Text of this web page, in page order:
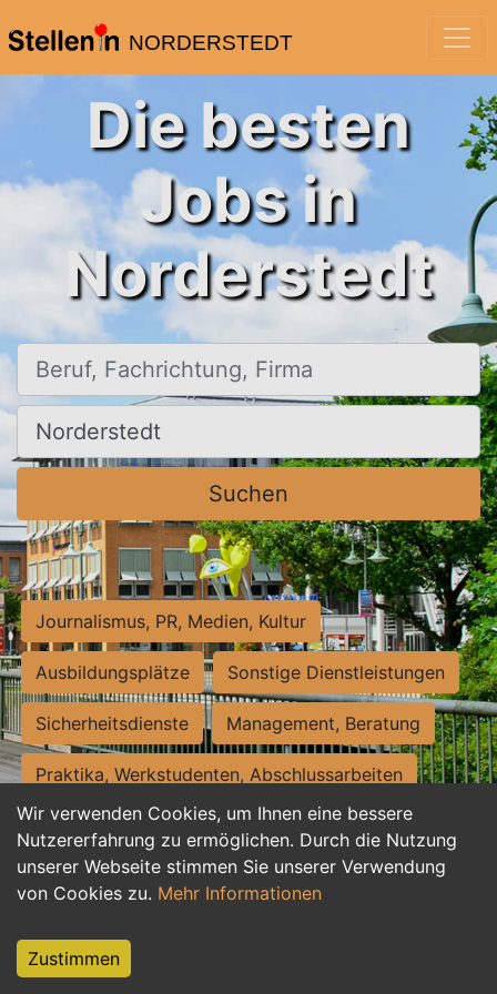
NORDERSTEDT
Wir verwenden Cookies, um Ihnen eine bessere
Nutzererfahrung zu ermöglichen. Durch die Nutzung
unserer Webseite stimmen Sie unserer Verwendung
von Cookies zu. Mehr Informationen
Zustimmen
Die besten
Jobs in
Norderstedt
Beruf, Fachrichtung, Firma
Ort, Stadt
Suchen
Journalismus, PR, Medien, Kultur
Ausbildungsplätze Sonstige Dienstleistungen
Sicherheitsdienste Management, Beratung
Praktika, Werkstudenten, Abschlussarbeiten
Personalwesen Assistenz, Sekretariat
Hilfskräfte, Aushilfs- und Nebenjobs
Weiterbildung, Studium, duale Ausbildung